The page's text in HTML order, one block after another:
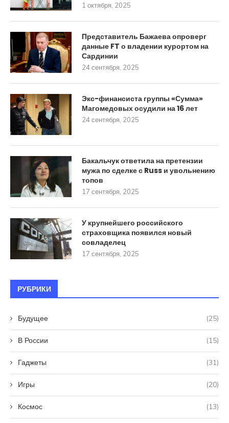
1 октября, 2025
Представитель Бажаева опроверг
данные FT о владении курортом на
Сардинии
24 сентября, 2025
Экс-финансиста группы «Сумма»
Магомедовых осудили на 16 лет
24 сентября, 2025
Бакальчук ответила на претензии
мужа по сделке с Russ и увольнению
топов
17 сентября, 2025
У крупнейшего российского
страховщика появился новый
совладелец
17 сентября, 2025
РУБРИКИ
Будущее (25)
В России (15)
Гаджеты (31)
Игры (20)
Космос (13)